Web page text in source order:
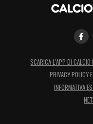
SCARICA L’APP DI
PRIVACY POLICY
INFORMATIVA